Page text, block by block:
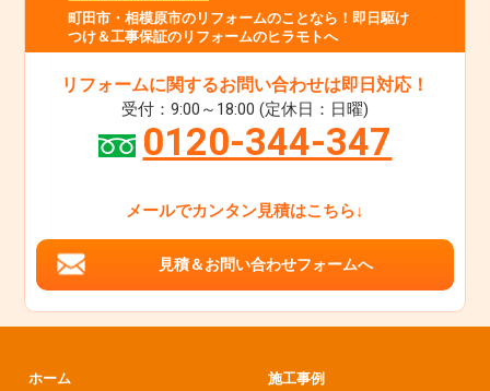
町田市・相模原市のリフォームのことなら！即日駆け
つけ＆工事保証のリフォームのヒラモトへ
リフォームに関するお問い合わせは即日対応！
受付：9:00～18:00 (定休日：日曜)
0120-344-347
メールでカンタン見積はこちら↓
見積＆お問い合わせフォームへ
ホーム
施工事例